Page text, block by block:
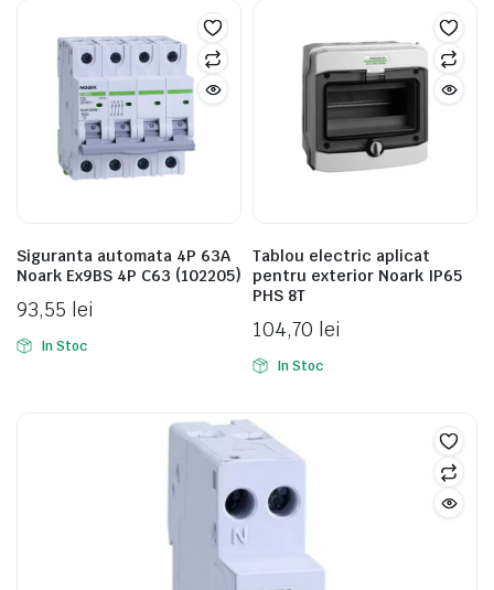
Siguranta automata 4P 63A
Noark Ex9BS 4P C63 (102205)
93,55 lei
In Stoc
Tablou electric aplicat
pentru exterior Noark IP65
PHS 8T
104,70 lei
In Stoc